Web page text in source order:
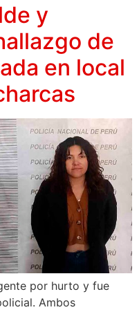
y
de
en local
por hurto y fue
Ambos